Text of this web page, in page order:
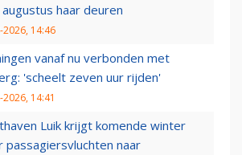
haar deuren
2026, 14:46
vanaf nu verbonden met
'scheelt zeven uur rijden'
2026, 14:41
Luik krijgt komende winter
passagiersvluchten naar